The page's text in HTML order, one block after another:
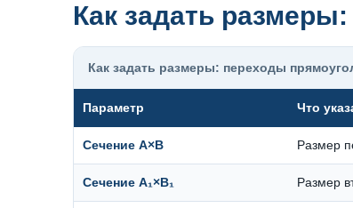
Как задать
Как задать размеры: переходы
Параметр Что
Сечение A×B Размер
Сечение A₁×B₁ Размер